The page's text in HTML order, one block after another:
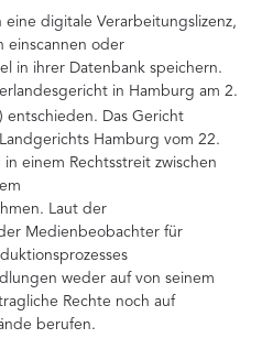
digitale Verarbeitungslizenz,
einscannen oder
in ihrer Datenbank speichern.
in Hamburg am 2.
) entschieden. Das Gericht
Hamburg vom 22.
einem Rechtsstreit zwischen
Laut der
Medienbeobachter für
weder auf von seinem
Rechte noch auf
berufen.